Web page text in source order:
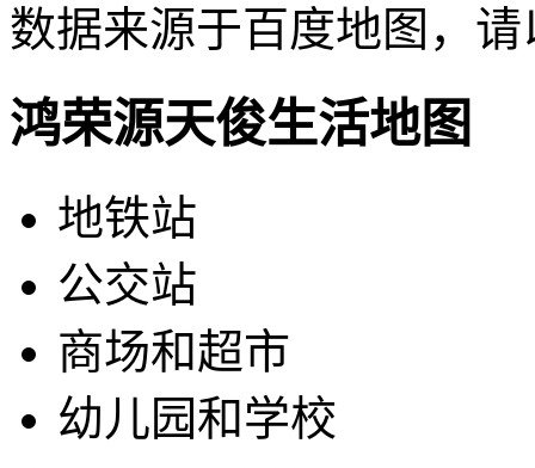
数据来源于百度地图，
鸿荣源天俊生活地图
地铁站
公交站
商场和超市
幼儿园和学校